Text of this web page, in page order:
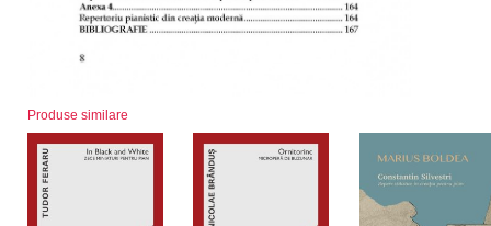
Produse similare